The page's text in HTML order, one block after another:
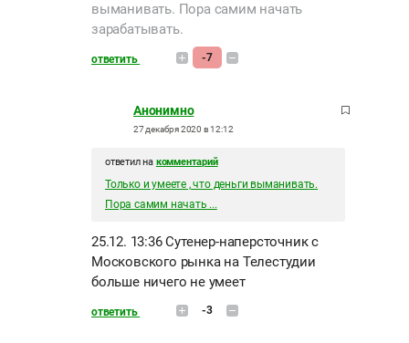
выманивать. Пора самим начать
зарабатывать.
ответить -7
Анонимно
27 декабря 2020 в 12:12
ответил на комментарий
Только и умеете , что деньги выманивать.
Пора самим начать ...
25.12. 13:36 Сутенер-наперсточник с
Московского рынка на Телестудии
больше ничего не умеет
ответить -3